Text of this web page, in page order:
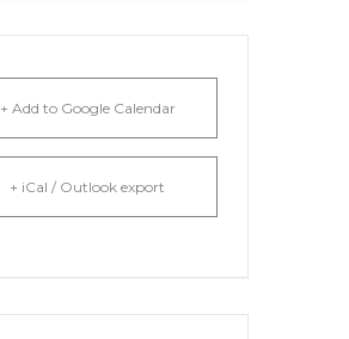
+ Add to Google Calendar
+ iCal / Outlook export